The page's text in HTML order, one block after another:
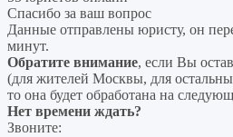
Спасибо за ваш вопрос
Данные отправлены юристу, он
минут.
Обратите внимание, если Вы
(для жителей Москвы, для
то она будет обработана на
Нет времени ждать?
Звоните: